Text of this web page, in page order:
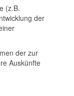
(z.B.
der
der zur
Auskünfte